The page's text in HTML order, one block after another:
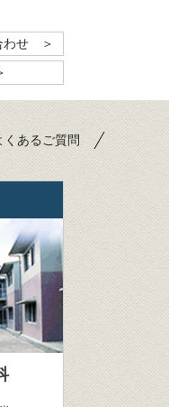
わせ ＞
くあるご質問